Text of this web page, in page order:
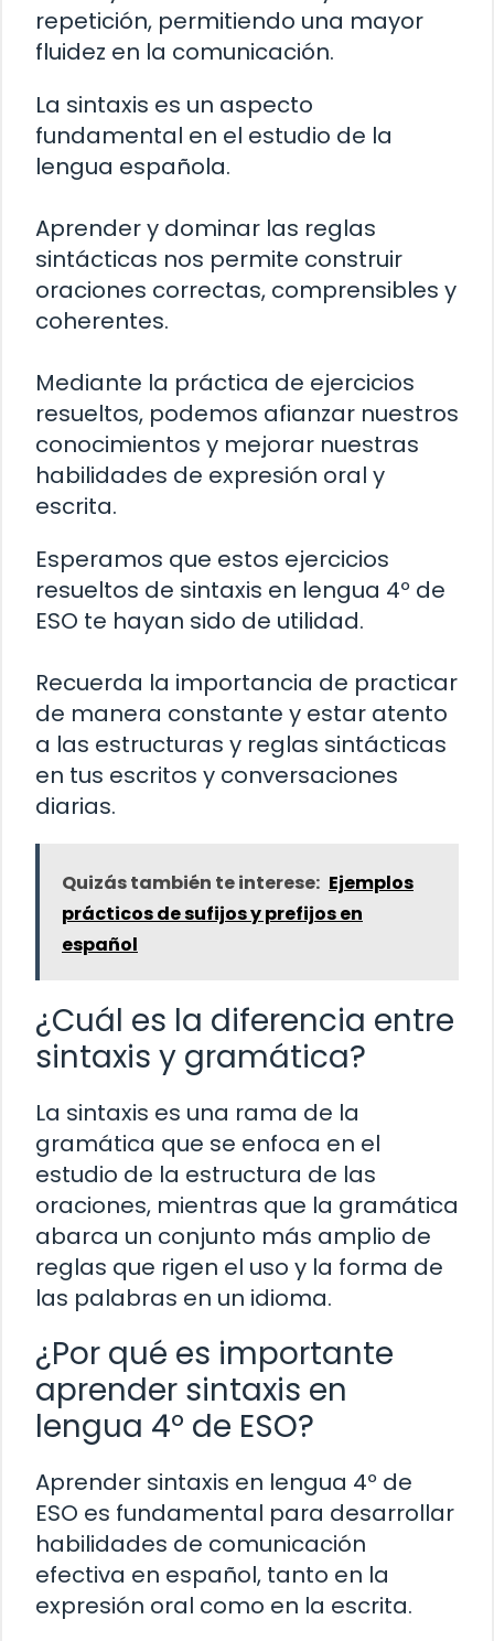
repetición, permitiendo una mayor
fluidez en la comunicación.
La sintaxis es un aspecto
fundamental en el estudio de la
lengua española.
Aprender y dominar las reglas
sintácticas nos permite construir
oraciones correctas, comprensibles y
coherentes.
Mediante la práctica de ejercicios
resueltos, podemos afianzar nuestros
conocimientos y mejorar nuestras
habilidades de expresión oral y
escrita.
Esperamos que estos ejercicios
resueltos de sintaxis en lengua 4º de
ESO te hayan sido de utilidad.
Recuerda la importancia de practicar
de manera constante y estar atento
a las estructuras y reglas sintácticas
en tus escritos y conversaciones
diarias.
Quizás también te interese: Ejemplos
prácticos de sufijos y prefijos en
español
¿Cuál es la diferencia entre
sintaxis y gramática?
La sintaxis es una rama de la
gramática que se enfoca en el
estudio de la estructura de las
oraciones, mientras que la gramática
abarca un conjunto más amplio de
reglas que rigen el uso y la forma de
las palabras en un idioma.
¿Por qué es importante
aprender sintaxis en
lengua 4º de ESO?
Aprender sintaxis en lengua 4º de
ESO es fundamental para desarrollar
habilidades de comunicación
efectiva en español, tanto en la
expresión oral como en la escrita.